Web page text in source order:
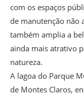
com os espaços
de manutenção não
também amplia a
ainda mais atrativo
natureza.
A lagoa do Parque
de Montes Claros,